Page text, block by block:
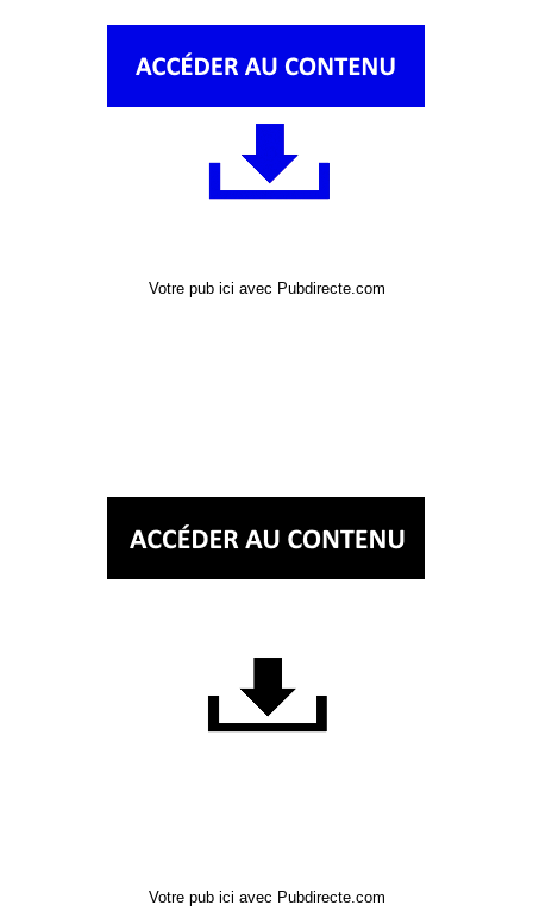
Votre pub ici avec Pubdirecte.com
Votre pub ici avec Pubdirecte.com